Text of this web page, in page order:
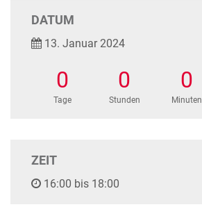
DATUM
13. Januar 2024
0
Tage
0
Stunden
0
Minuten
ZEIT
16:00 bis 18:00